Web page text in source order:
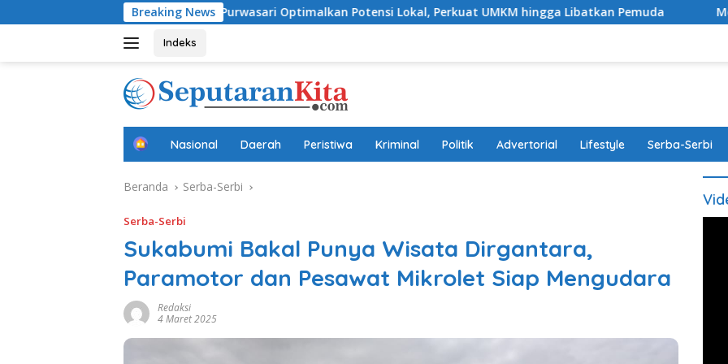
ke
Breaking News
Desa Purwasari Optimalkan Potensi Lokal, Perkuat UMKM hingga Libatkan Pemuda Modus Bawa Anak,
Indeks
B
a
d
Nasional Daerah Peristiwa Kriminal Politik Advertorial Lifestyle Serba-Serbi
Beranda Serba-Serbi
Serba-Serbi
Sukabumi Bakal Punya Wisata Dirgantara,
Paramotor dan Pesawat Mikrolet Siap Mengudara
Redaksi
4 Maret 2025